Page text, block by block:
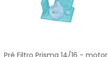
Pré Filtro Prisma 14/16 - motor